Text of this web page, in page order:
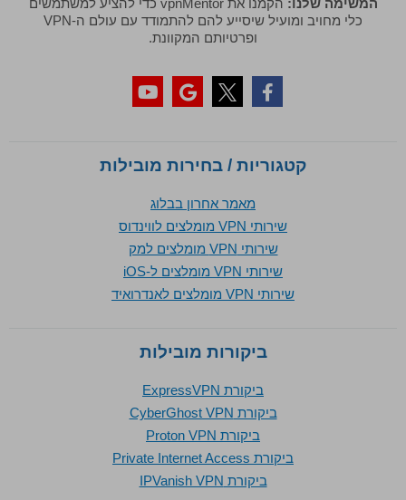
המשימה שלנו:
הקמנו את vpnMentor כדי להציע למשתמשים
כלי מחויב ומועיל שיסייע להם להתמודד עם עולם ה-VPN
ופרטיותם המקוונת.
קטגוריות / בחירות מובילות
מאמר אחרון בבלוג
שירותי VPN מומלצים לווינדוס
שירותי VPN מומלצים למק
שירותי VPN מומלצים ל-iOS
שירותי VPN מומלצים לאנדרואיד
ביקורות מובילות
ביקורת ExpressVPN
ביקורת CyberGhost VPN
ביקורת Proton VPN
ביקורת Private Internet Access
ביקורת IPVanish VPN